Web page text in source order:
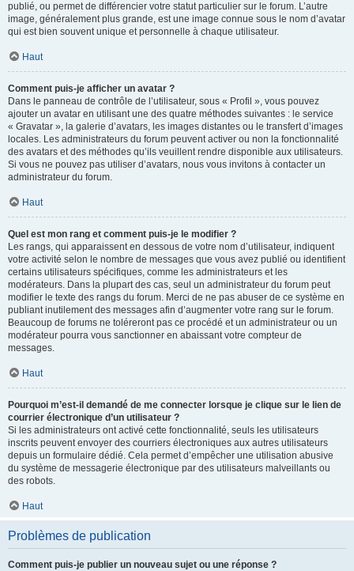
publié, ou permet de différencier votre statut particulier sur le forum. L’autre
image, généralement plus grande, est une image connue sous le nom d’avatar
qui est bien souvent unique et personnelle à chaque utilisateur.
Haut
Comment puis-je afficher un avatar ?
Dans le panneau de contrôle de l’utilisateur, sous « Profil », vous pouvez
ajouter un avatar en utilisant une des quatre méthodes suivantes : le service
« Gravatar », la galerie d’avatars, les images distantes ou le transfert d’images
locales. Les administrateurs du forum peuvent activer ou non la fonctionnalité
des avatars et des méthodes qu’ils veuillent rendre disponible aux utilisateurs.
Si vous ne pouvez pas utiliser d’avatars, nous vous invitons à contacter un
administrateur du forum.
Haut
Quel est mon rang et comment puis-je le modifier ?
Les rangs, qui apparaissent en dessous de votre nom d’utilisateur, indiquent
votre activité selon le nombre de messages que vous avez publié ou identifient
certains utilisateurs spécifiques, comme les administrateurs et les
modérateurs. Dans la plupart des cas, seul un administrateur du forum peut
modifier le texte des rangs du forum. Merci de ne pas abuser de ce système en
publiant inutilement des messages afin d’augmenter votre rang sur le forum.
Beaucoup de forums ne toléreront pas ce procédé et un administrateur ou un
modérateur pourra vous sanctionner en abaissant votre compteur de
messages.
Haut
Pourquoi m’est-il demandé de me connecter lorsque je clique sur le lien de
courrier électronique d’un utilisateur ?
Si les administrateurs ont activé cette fonctionnalité, seuls les utilisateurs
inscrits peuvent envoyer des courriers électroniques aux autres utilisateurs
depuis un formulaire dédié. Cela permet d’empêcher une utilisation abusive
du système de messagerie électronique par des utilisateurs malveillants ou
des robots.
Haut
Problèmes de publication
Comment puis-je publier un nouveau sujet ou une réponse ?